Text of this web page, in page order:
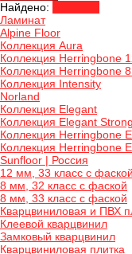
Найдено:
Ламинат
Alpine Floor
Коллекция Aura
Коллекция Herringbone
Коллекция Herringbone
Коллекция Intensity
Norland
Коллекция Elegant
Коллекция Elegant Strong
Коллекция Herringbone
Коллекция Herringbone
Sunfloor | Россия
12 мм, 33 класс с фаской
8 мм, 32 класс с фаской
8 мм, 33 класс с фаской
Кварцвиниловая и ПВХ
Клеевой кварцвинил
Замковый кварцвинил
Кварцвиниловая плитка